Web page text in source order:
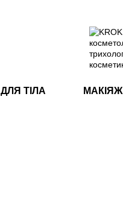
ДЛЯ ТІЛА МАКІЯЖ